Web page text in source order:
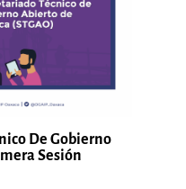
De Gobierno
Sesión